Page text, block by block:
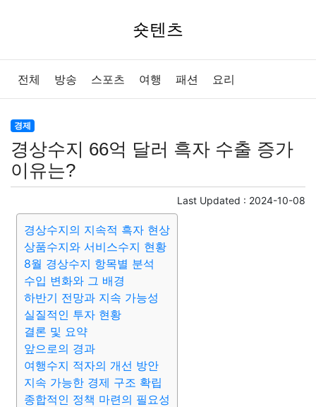
숏텐츠
전체 방송 스포츠 여행 패션 요리
경제
경상수지 66억 달러 흑자 수출 증가
이유는?
Last Updated : 2024-10-08
경상수지의 지속적 흑자 현상
상품수지와 서비스수지 현황
8월 경상수지 항목별 분석
수입 변화와 그 배경
하반기 전망과 지속 가능성
실질적인 투자 현황
결론 및 요약
앞으로의 경과
여행수지 적자의 개선 방안
지속 가능한 경제 구조 확립
종합적인 정책 마련의 필요성